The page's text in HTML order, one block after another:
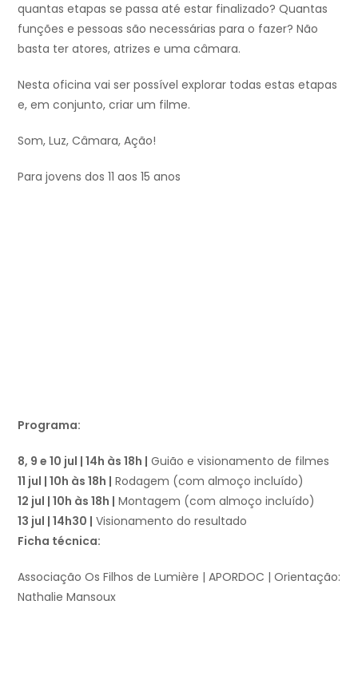
quantas etapas se passa até estar finalizado? Quantas
funções e pessoas são necessárias para o fazer? Não
basta ter atores, atrizes e uma câmara.
Nesta oficina vai ser possível explorar todas estas etapas
e, em conjunto, criar um filme.
Som, Luz, Câmara, Ação!
Para jovens dos 11 aos 15 anos
Programa:
8, 9 e 10 jul | 14h às 18h | Guião e visionamento de filmes
11 jul | 10h às 18h | Rodagem (com almoço incluído)
12 jul | 10h às 18h | Montagem (com almoço incluído)
13 jul | 14h30 | Visionamento do resultado
Ficha técnica:
Associação Os Filhos de Lumière | APORDOC | Orientação:
Nathalie Mansoux